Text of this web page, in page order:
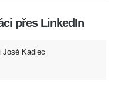
přes LinkedIn
José Kadlec